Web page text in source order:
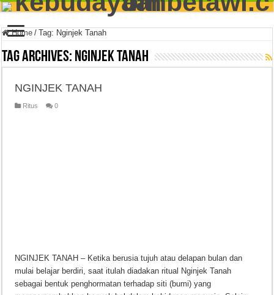
Home / Tag: Nginjek Tanah
Tag Archives: Nginjek Tanah
NGINJEK TANAH
Ritus 0
NGINJEK TANAH – Ketika berusia tujuh atau delapan bulan dan
mulai belajar berdiri, saat itulah diadakan ritual Nginjek Tanah
sebagai bentuk penghormatan terhadap siti (bumi) yang